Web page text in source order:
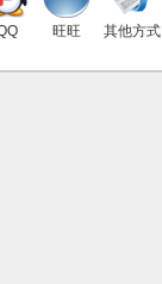
旺旺 其他方式